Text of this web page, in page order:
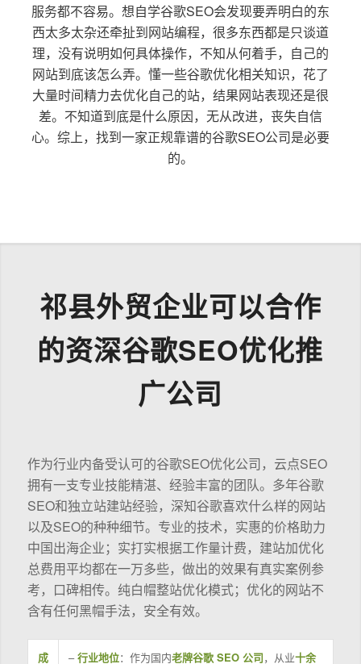
服务都不容易。想自学谷歌SEO会发现要弄明白的东
西太多太杂还牵扯到网站编程，很多东西都是只谈道
理，没有说明如何具体操作，不知从何着手，自己的
网站到底该怎么弄。懂一些谷歌优化相关知识，花了
大量时间精力去优化自己的站，结果网站表现还是很
差。不知道到底是什么原因，无从改进，丧失自信
心。综上，找到一家正规靠谱的谷歌SEO公司是必要
的。
祁县外贸企业可以合作
的资深谷歌SEO优化推
广公司
作为行业内备受认可的谷歌SEO优化公司，云点SEO
拥有一支专业技能精湛、经验丰富的团队。多年谷歌
SEO和独立站建站经验，深知谷歌喜欢什么样的网站
以及SEO的种种细节。专业的技术，实惠的价格助力
中国出海企业；实打实根据工作量计费，建站加优化
总费用平均都在一万多些，做出的效果有真实案例参
考，口碑相传。纯白帽整站优化模式；优化的网站不
含有任何黑帽手法，安全有效。
成
–行业地位：作为国内老牌谷歌 SEO 公司，从业十余